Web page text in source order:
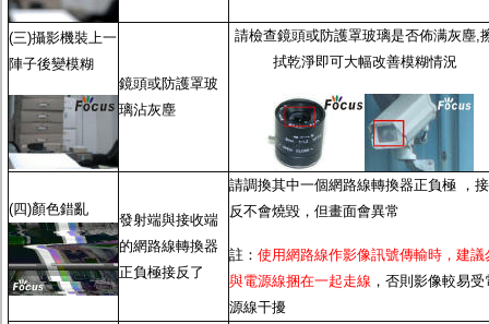
(三)攝影機裝上一
陣子後變模糊
鏡頭或防護罩玻
璃沾灰塵
請檢查鏡頭或防護罩玻璃是否佈满灰塵,
拭乾淨即可大幅改善模糊情況
(四)顏色錯亂
發射端與接收端
的網路線轉換器
正負極接反了
請調換其中一個網路線轉換器正負極 ，接
反不會燒毀，但畫面會異常
註： 使用網路線作影像訊號傳輸時，建議
與電源線捆在一起走線 ，否則影像較易受
源線干擾